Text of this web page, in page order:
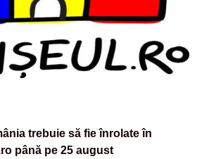
trebuie să fie înrolate în
până pe 25 august